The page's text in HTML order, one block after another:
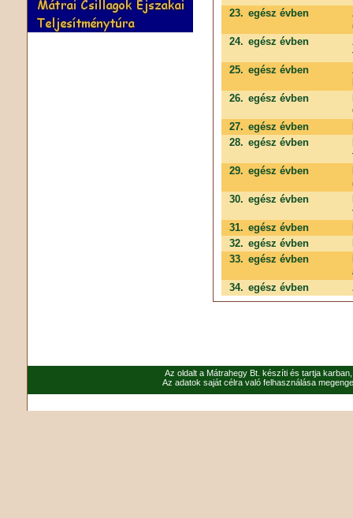
23. egész évben
24. egész évben
25. egész évben
26. egész évben
27. egész évben
28. egész évben
29. egész évben
30. egész évben
31. egész évben
32. egész évben
33. egész évben
34. egész évben
Az oldalt a Mátrahegy Bt. készíti és tartja
Az adatok saját célra való felhasználása